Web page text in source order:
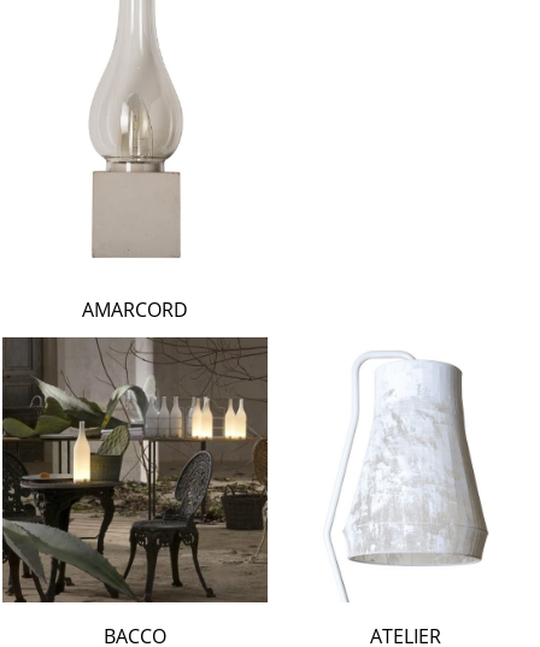
AMARCORD
ATELIER
BACCO